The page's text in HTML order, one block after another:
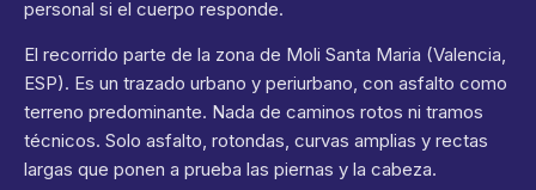
personal si el cuerpo responde.
El recorrido parte de la zona de Moli Santa Maria (Valencia,
ESP). Es un trazado urbano y periurbano, con asfalto como
terreno predominante. Nada de caminos rotos ni tramos
técnicos. Solo asfalto, rotondas, curvas amplias y rectas
largas que ponen a prueba las piernas y la cabeza.